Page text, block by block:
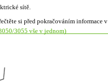
sítě.
si před pokračováním informace v
3055 vše v jednom)